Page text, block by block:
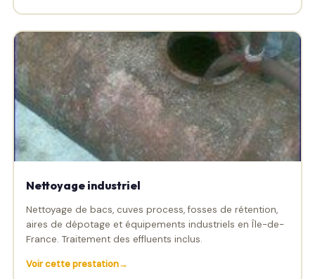
Nettoyage industriel
Nettoyage de bacs, cuves process, fosses de rétention,
aires de dépotage et équipements industriels en Île-de-
France. Traitement des effluents inclus.
Voir cette prestation